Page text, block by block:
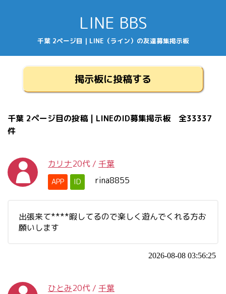
LINE BBS
千葉 2ページ目 | LINE（ライン）の友達募集掲示板
掲示板に投稿する
千葉 2ページ目の投稿 | LINEのID募集掲示板 全33337
件
カリナ20代 / 千葉
APP ID rina8855
出張来て****暇してるので楽しく遊んでくれる方お
願いします
2026-08-08 03:56:25
ひとみ20代 / 千葉